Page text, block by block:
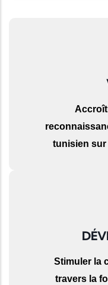
tunisien sur
Stimuler la
travers la